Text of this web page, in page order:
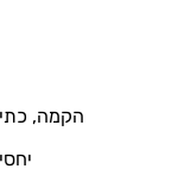
הקמה,